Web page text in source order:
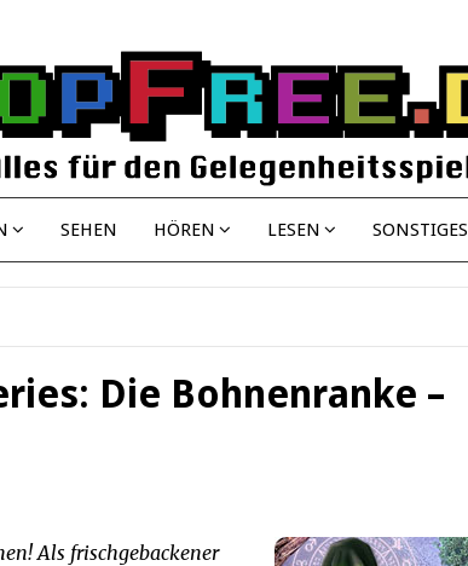
SEHEN HÖREN LESEN SONSTIGES
Die Bohnenranke –
Als frischgebackener